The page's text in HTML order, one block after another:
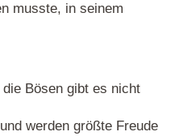
musste, in seinem
Bösen gibt es nicht
werden größte Freude